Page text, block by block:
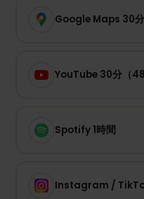
Google Maps 30分
YouTube 30分（
Spotify 1時間
Instagram /